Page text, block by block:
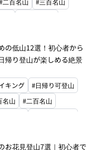
の低山12選！初心者から
帰り登山が楽しめる絶景
キング
#日帰り可登山
名山
#二百名山
お花見登山7選｜初心者で